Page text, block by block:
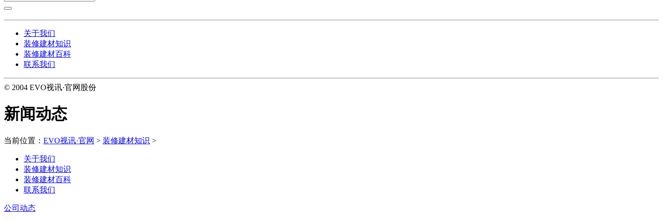
关于我们
装修建材知识
装修建材百科
联系我们
© 2004 EVO视讯·官网股份
新闻动态
当前位置： EVO视讯·官网 > 装修建材知识 >
关于我们
装修建材知识
装修建材百科
联系我们
公司动态